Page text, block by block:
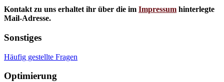
Kontakt zu uns erhaltet ihr über die im Impressum hinterlegte
Mail-Adresse.
Sonstiges
Häufig gestellte Fragen
Optimierung